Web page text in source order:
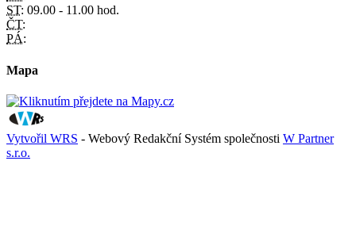
ST: 09.00 - 11.00 hod.
ČT:
PÁ:
Mapa
Vytvořil WRS - Webový Redakční Systém společnosti W Partner
s.r.o.